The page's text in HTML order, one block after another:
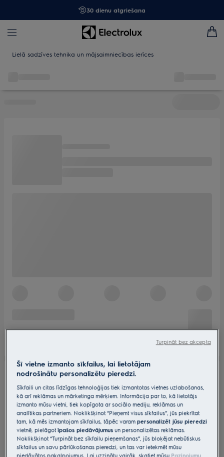
30 dienu atgriešana
Lielā sadzīves tehnika un mājsaimniecības ierīces
Šī vietne izmanto sīkfailus, lai lietotājam
nodrošinātu personalizētu pieredzi.
Sīkfaili un citas līdzīgas tehnoloģijas tiek izmantotas vietnes uzlabošanas,
kā arī reklāmas un mārketinga mērķiem. Informācija par to, kā lietotājs
izmanto mūsu vietni, tiek kopīgota ar sociālo mediju, reklāmas un
analītikas partneriem. Noklikšķinot “Pieņemt visus sīkfailus”, jūs piekrītat
tam, kā mēs izmantojam sīkfailus, tāpēc varampersonalizēt jūsu pieredzi
vietnē, pielāgotīpašos piedāvājumus un personalizētas reklāmas.
Noklikšķinot “Turpināt bez sīkfailu pieņemšanas”, jūs bloķējat nebūtiskus
sīkfailus un savu pārlūkošanas pieredzi, un tas var ietekmēt mūsu
piedāvātos pakalpojumus. Lai uzzinātu vairāk, skatiet mūsu Paziņojumu
Turpināt bez akcepta